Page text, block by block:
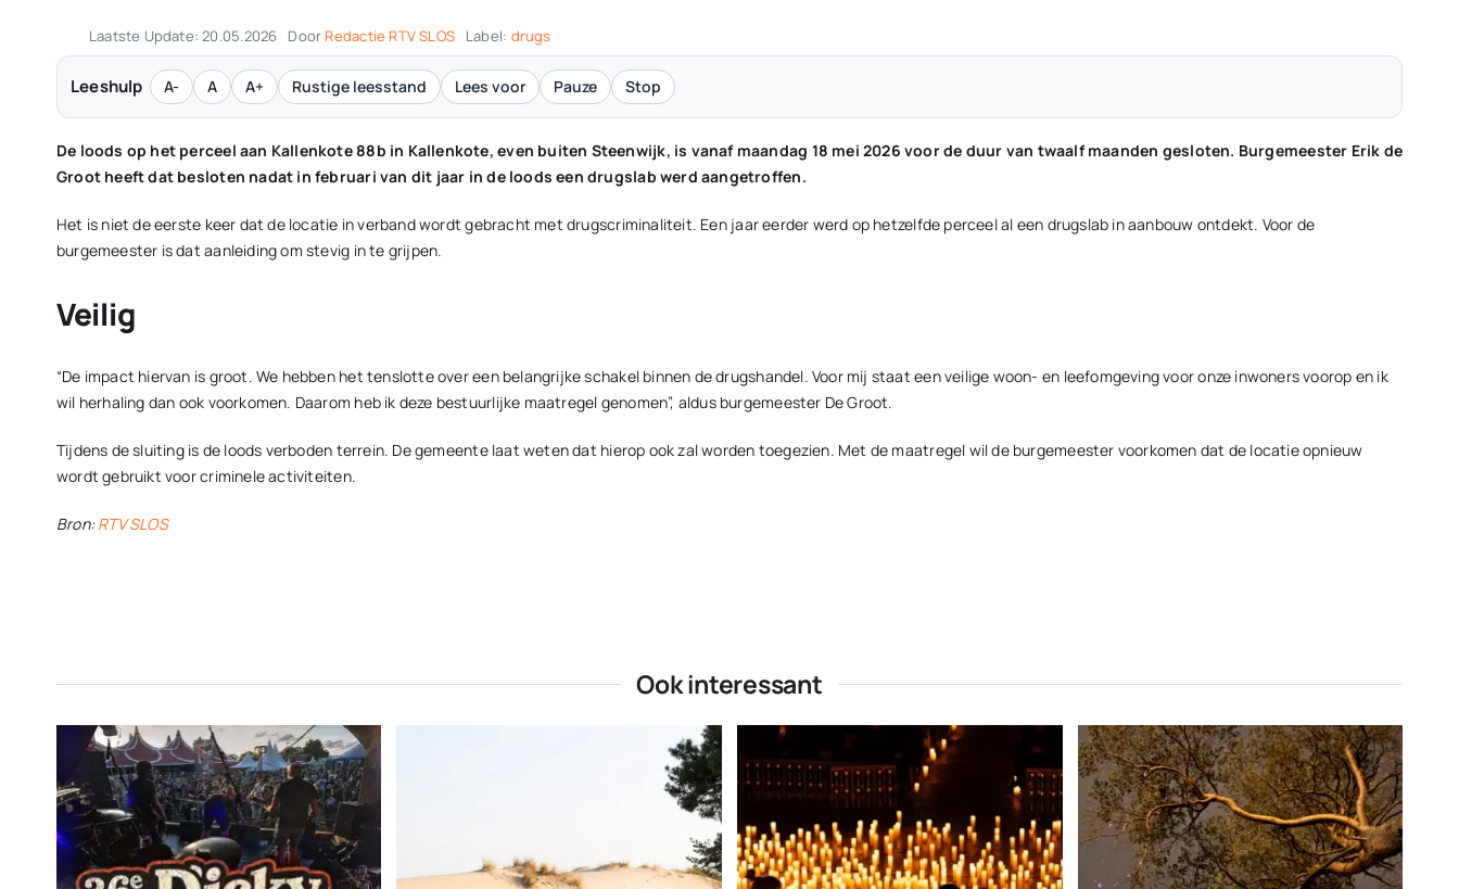
Laatste Update: 20.05.2026 Door Redactie RTV SLOS Label: drugs
Leeshulp A- A A+ Rustige leesstand Lees voor Pauze Stop
De loods op het perceel aan Kallenkote 88b in Kallenkote, even buiten Steenwijk, is vanaf maandag 18 mei 2026 voor de duur van twaalf maanden gesloten. Burgemeester Erik de
Groot heeft dat besloten nadat in februari van dit jaar in de loods een drugslab werd aangetroffen.
Het is niet de eerste keer dat de locatie in verband wordt gebracht met drugscriminaliteit. Een jaar eerder werd op hetzelfde perceel al een drugslab in aanbouw ontdekt. Voor de
burgemeester is dat aanleiding om stevig in te grijpen.
Veilig
“De impact hiervan is groot. We hebben het tenslotte over een belangrijke schakel binnen de drugshandel. Voor mij staat een veilige woon- en leefomgeving voor onze inwoners voorop en ik
wil herhaling dan ook voorkomen. Daarom heb ik deze bestuurlijke maatregel genomen”, aldus burgemeester De Groot.
Tijdens de sluiting is de loods verboden terrein. De gemeente laat weten dat hierop ook zal worden toegezien. Met de maatregel wil de burgemeester voorkomen dat de locatie opnieuw
wordt gebruikt voor criminele activiteiten.
Bron:RTV SLOS
Ook interessant